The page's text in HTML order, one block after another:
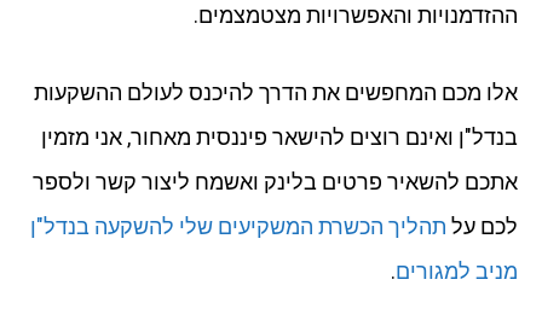
ההזדמנויות והאפשרויות מצטמצמים.
אלו מכם המחפשים את הדרך להיכנס לעולם ההשקעות
בנדל"ן ואינם רוצים להישאר פיננסית מאחור, אני מזמין
אתכם להשאיר פרטים בלינק ואשמח ליצור קשר ולספר
לכם על תהליך הכשרת המשקיעים שלי להשקעה בנדל"ן
מניב למגורים.